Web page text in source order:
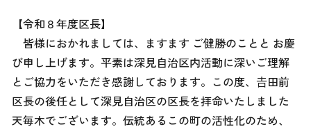
【令和８年度区長】
皆様におかれましては、ますます ご健勝のことと お慶
び申し上げます。平素は深見自治区内活動に深いご理解
とご協力をいただき感謝しております。この度、𠮷田前
区長の後任として深見自治区の区長を拝命いたしました
天毎木でございます。伝統あるこの町の活性化のため、